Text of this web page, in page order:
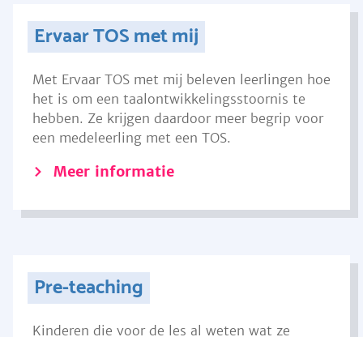
Ervaar TOS met mij
Met Ervaar TOS met mij beleven leerlingen hoe
het is om een taalontwikkelingsstoornis te
hebben. Ze krijgen daardoor meer begrip voor
een medeleerling met een TOS.
Meer informatie
Pre-teaching
Kinderen die voor de les al weten wat ze